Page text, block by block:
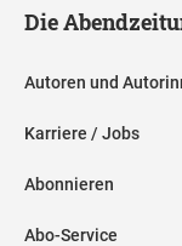
Die
Autoren und
Karriere / Jobs
Abonnieren
Abo-Service